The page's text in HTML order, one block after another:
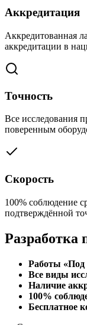
Аккредитация
Аккредитованная
аккредитации в
Точность
Все исследования
поверенным
Скорость
100% соблюдение
подтверждённой
Разработка
Работы «Под
Все виды
Наличие
100%
Бесплатное